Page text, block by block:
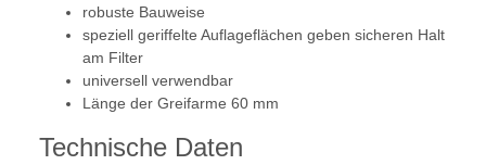
robuste Bauweise
speziell geriffelte Auflageflächen geben sicheren Halt
am Filter
universell verwendbar
Länge der Greifarme 60 mm
Technische Daten